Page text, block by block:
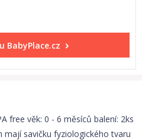
BabyPlace.cz
free věk: 0 - 6 měsíců balení: 2ks
mají savičku fyziologického tvaru